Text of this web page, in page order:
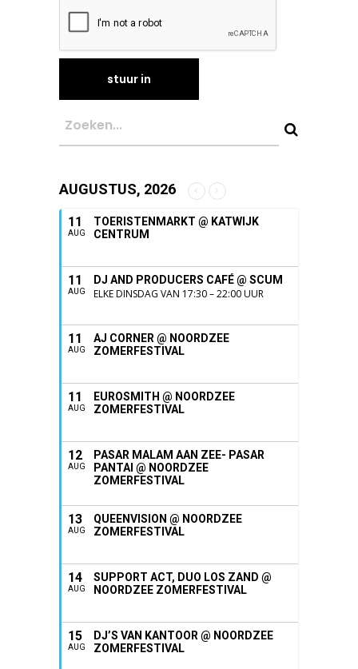
AUGUSTUS, 2026
11
AUG
TOERISTENMARKT @ KATWIJK
CENTRUM
11
AUG
DJ AND PRODUCERS CAFÉ @ SCUM
ELKE DINSDAG VAN 17:30 – 22:00 UUR
11
AUG
AJ CORNER @ NOORDZEE
ZOMERFESTIVAL
11
AUG
EUROSMITH @ NOORDZEE
ZOMERFESTIVAL
12
AUG
PASAR MALAM AAN ZEE- PASAR
PANTAI @ NOORDZEE
ZOMERFESTIVAL
13
AUG
QUEENVISION @ NOORDZEE
ZOMERFESTIVAL
14
AUG
SUPPORT ACT, DUO LOS ZAND @
NOORDZEE ZOMERFESTIVAL
15
AUG
DJ’S VAN KANTOOR @ NOORDZEE
ZOMERFESTIVAL